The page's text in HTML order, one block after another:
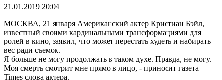
21.01.2019 20:04
МОСКВА, 21 января Американский актер Кристиан Бэйл,
известный своими кардинальными трансформациями для
ролей в кино, заявил, что может перестать худеть и набирать
вес ради съемок.
Я больше не могу продолжать в таком духе. Правда, не могу.
Моя смерть смотрит мне прямо в лицо, - приносит газета
Times слова актера.